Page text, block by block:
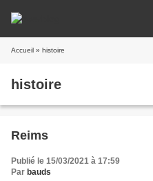
Accueil » histoire
histoire
Reims
Publié le 15/03/2021 à 17:59
Par bauds